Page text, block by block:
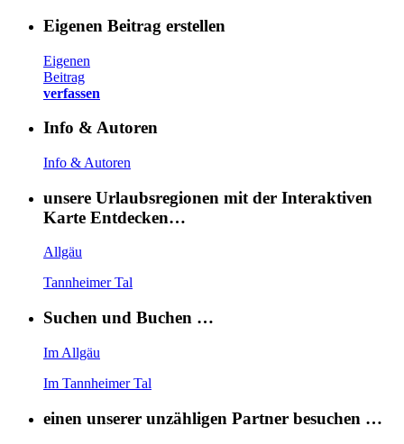
Eigenen Beitrag erstellen
Eigenen
Beitrag
verfassen
Info & Autoren
Info & Autoren
unsere Urlaubsregionen mit der Interaktiven
Karte Entdecken…
Allgäu
Tannheimer Tal
Suchen und Buchen …
Im Allgäu
Im Tannheimer Tal
einen unserer unzähligen Partner besuchen …